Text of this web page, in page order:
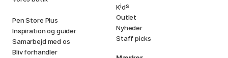
Pen Store Plus
Inspiration og guider
Samarbejd med os
Bliv forhandler
Kids
Outlet
Nyheder
Staff picks